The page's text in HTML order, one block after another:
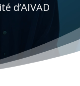
d’AIVAD